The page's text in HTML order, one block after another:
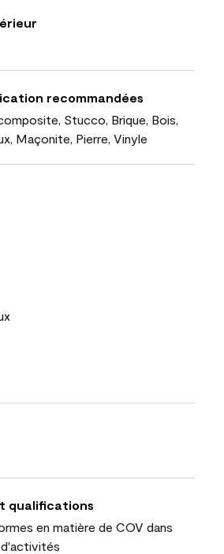
recommandées
Stucco, Brique, Bois,
Maçonite, Pierre, Vinyle
qualifications
en matière de COV dans